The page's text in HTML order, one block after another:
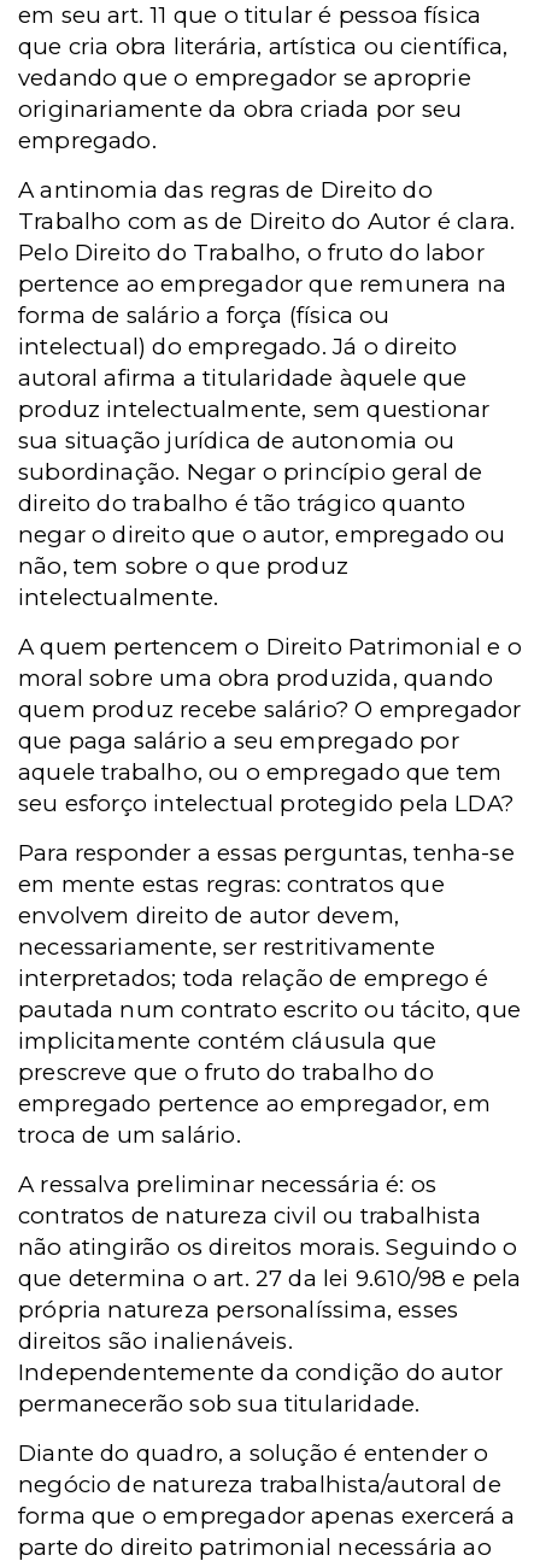
em seu art. 11 que o titular é pessoa física
que cria obra literária, artística ou científica,
vedando que o empregador se aproprie
originariamente da obra criada por seu
empregado.
A antinomia das regras de Direito do
Trabalho com as de Direito do Autor é clara.
Pelo Direito do Trabalho, o fruto do labor
pertence ao empregador que remunera na
forma de salário a força (física ou
intelectual) do empregado. Já o direito
autoral afirma a titularidade àquele que
produz intelectualmente, sem questionar
sua situação jurídica de autonomia ou
subordinação. Negar o princípio geral de
direito do trabalho é tão trágico quanto
negar o direito que o autor, empregado ou
não, tem sobre o que produz
intelectualmente.
A quem pertencem o Direito Patrimonial e o
moral sobre uma obra produzida, quando
quem produz recebe salário? O empregador
que paga salário a seu empregado por
aquele trabalho, ou o empregado que tem
seu esforço intelectual protegido pela LDA?
Para responder a essas perguntas, tenha-se
em mente estas regras: contratos que
envolvem direito de autor devem,
necessariamente, ser restritivamente
interpretados; toda relação de emprego é
pautada num contrato escrito ou tácito, que
implicitamente contém cláusula que
prescreve que o fruto do trabalho do
empregado pertence ao empregador, em
troca de um salário.
A ressalva preliminar necessária é: os
contratos de natureza civil ou trabalhista
não atingirão os direitos morais. Seguindo o
que determina o art. 27 da lei 9.610/98 e pela
própria natureza personalíssima, esses
direitos são inalienáveis.
Independentemente da condição do autor
permanecerão sob sua titularidade.
Diante do quadro, a solução é entender o
negócio de natureza trabalhista/autoral de
forma que o empregador apenas exercerá a
parte do direito patrimonial necessária ao